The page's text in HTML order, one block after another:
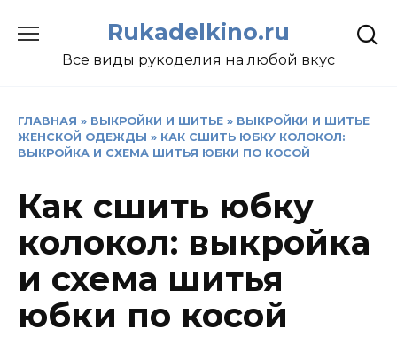
содержанию
Rukadelkino.ru
Все виды рукоделия на любой вкус
ГЛАВНАЯ » ВЫКРОЙКИ И ШИТЬЕ » ВЫКРОЙКИ И ШИТЬЕ
ЖЕНСКОЙ ОДЕЖДЫ » КАК СШИТЬ ЮБКУ КОЛОКОЛ:
ВЫКРОЙКА И СХЕМА ШИТЬЯ ЮБКИ ПО КОСОЙ
Как сшить юбку
колокол: выкройка
и схема шитья
юбки по косой